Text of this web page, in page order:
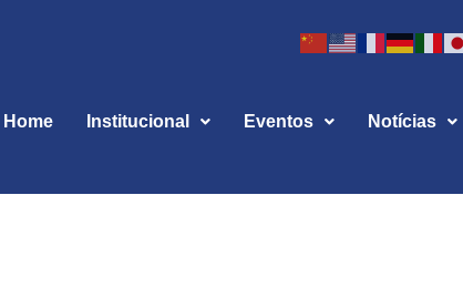
Home Institucional Eventos Notícias